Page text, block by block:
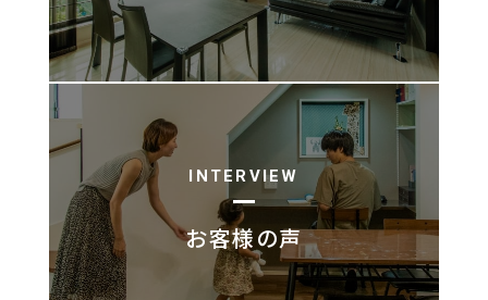
INTERVIEW
お客様の声